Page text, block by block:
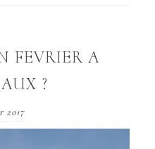
FEVRIER A
?
2017